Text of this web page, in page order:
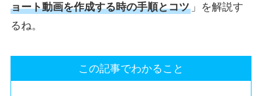
ョート動画を作成する時の手順とコツ」を解説す
るね。
この記事でわかること